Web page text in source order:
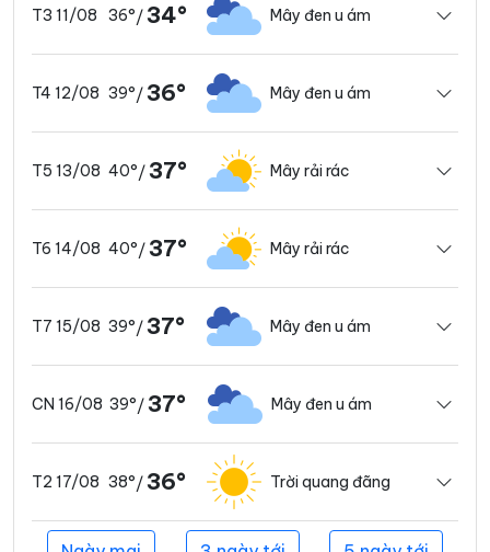
T3 11/08 36°/ 34° Mây đen u ám
T4 12/08 39°/ 36° Mây đen u ám
T5 13/08 40°/ 37° Mây rải rác
T6 14/08 40°/ 37° Mây rải rác
T7 15/08 39°/ 37° Mây đen u ám
CN 16/08 39°/ 37° Mây đen u ám
T2 17/08 38°/ 36° Trời quang đãng